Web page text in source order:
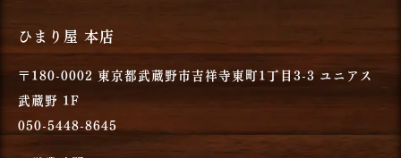
ひまり屋 本店
〒180-0002 東京都武蔵野市吉祥寺東町1丁目3-3 ユニアス
武蔵野 1F
050-5448-8645